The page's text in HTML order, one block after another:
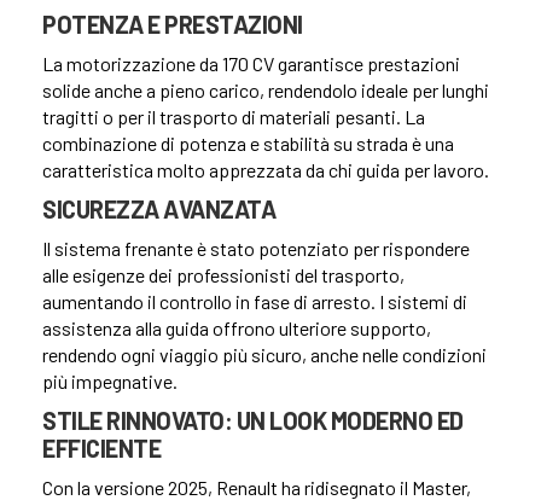
POTENZA E PRESTAZIONI
La motorizzazione da 170 CV garantisce prestazioni
solide anche a pieno carico, rendendolo ideale per lunghi
tragitti o per il trasporto di materiali pesanti. La
combinazione di potenza e stabilità su strada è una
caratteristica molto apprezzata da chi guida per lavoro.
SICUREZZA AVANZATA
Il sistema frenante è stato potenziato per rispondere
alle esigenze dei professionisti del trasporto,
aumentando il controllo in fase di arresto. I sistemi di
assistenza alla guida offrono ulteriore supporto,
rendendo ogni viaggio più sicuro, anche nelle condizioni
più impegnative.
STILE RINNOVATO: UN LOOK MODERNO ED
EFFICIENTE
Con la versione 2025, Renault ha ridisegnato il Master,